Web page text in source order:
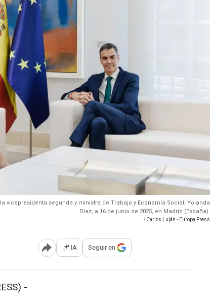
vicepresidenta segunda y ministra de Trabajo y Economía Social, Yolanda
Díaz, a 16 de junio de 2025, en Madrid (España).
- Carlos Luján - Europa Press
Abrir opciones para compartir
IA Seguir en
-